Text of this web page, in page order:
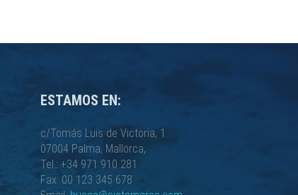
ESTAMOS EN:
c/Tomás Luis de Victoria, 1
07004 Palma, Mallorca,
Tel.: +34 971 910 281
Fax: 00 123 345 678